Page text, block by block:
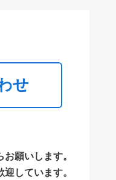
せ
願いします。
しています。